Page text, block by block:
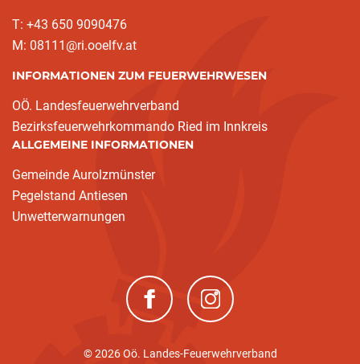
T: +43 650 9090476
M: 08111@ri.ooelfv.at
INFORMATIONEN ZUM FEUERWEHRWESEN
OÖ. Landesfeuerwehrverband
Bezirksfeuerwehrkommando Ried im Innkreis
ALLGEMEINE INFORMATIONEN
Gemeinde Aurolzmünster
Pegelstand Antiesen
Unwetterwarnungen
(neues Fenster)(neues Fenster)
© 2026 Oö. Landes-Feuerwehrverband